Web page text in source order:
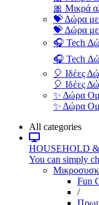
🎀 Μικρά
💝 Δώρα
💝 Δώρα
🎧 Tech
🎧 Tech
🎈 Ιδέες
🎈 Ιδέες
✨ Δώρα
✨ Δώρα
All categories
HOUSEHOLD
You can simply
Fun
/